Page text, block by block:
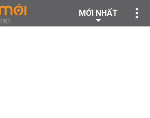
MỚI NHẤT